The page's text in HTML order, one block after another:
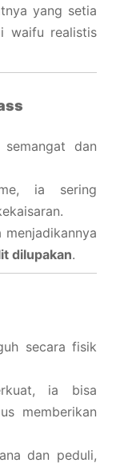
yang setia
waifu realistis
dan
ia sering
dilupakan.
secara fisik
ia bisa
memberikan
dan peduli,